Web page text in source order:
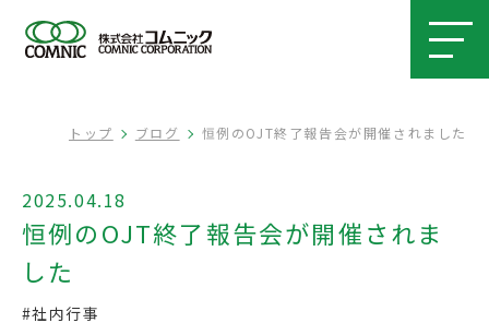
トップ ブログ 恒例のOJT終了報告会が開催されました
2025.04.18
恒例のOJT終了報告会が開催されま
した
#社内行事